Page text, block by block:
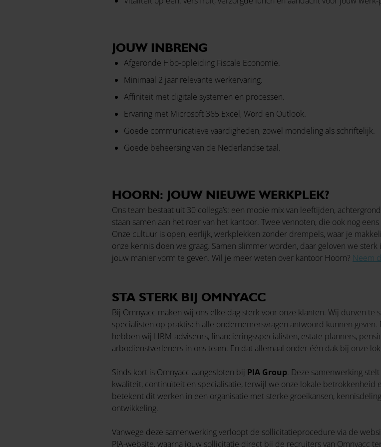
JOUW INBRENG
Afgeronde Hbo-opleiding Fiscale Economie.
Minimaal 2 jaar relevante werkervaring.
Affiniteit met digitale systemen en processen.
Ervaring met Microsoft 365 Excel, Word en Outlook.
Goede communicatieve vaardigheden, zowel mondeling als schriftelijk.
Goede beheersing van de Nederlandse taal.
HOORN: JOUW NIEUWE WERKPLEK?
Ons team bestaat uit 30 collega’s: een mooie mix van leeftijden,
staan samen aan het roer van het kantoor. Twee vennoten, die ook nog
Onze cultuur is open, eerlijk, werkplekken zonder drempels, waar je
onze kennis doen we graag. Samen slimmer worden, daar geloven we
jouw manier vorm te geven. Wil je meer weten over kantoor Hoorn? Neem
STA STERK BIJ OMNYACC
Bij Omnyacc maken wij ons elke dag sterk voor onze klanten. Wij durven te
specialisten op praktisch alle ondernemersvragen antwoord kunnen
hebben wij HRM-adviseurs, financieringsspecialisten, estate planners,
arbodienstverleners in ons team. En dat allemaal onder één dak bij onze
Sinds kort is Omnyacc aangesloten bij PIA Group. Deze samenwerking
kwaliteit, continuïteit en specialisatie, terwijl we onze lokale
betekent dit werken in een organisatie met sterke groeikansen,
ontwikkeling.
Vanwege deze samenwerking verloopt de sollicitatieprocedure via de
PIA-website, waarna jouw sollicitatie direct bij de recruiters van Omnyacc